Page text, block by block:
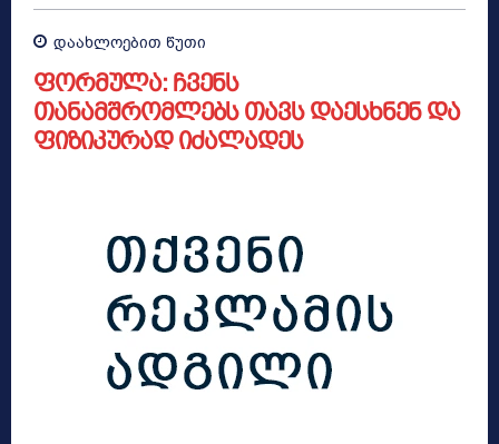
დაახლოებით წუთი
ფორმულა: ჩვენს
თანამშრომლებს თავს დაესხნენ და
ფიზიკურად იძალადეს